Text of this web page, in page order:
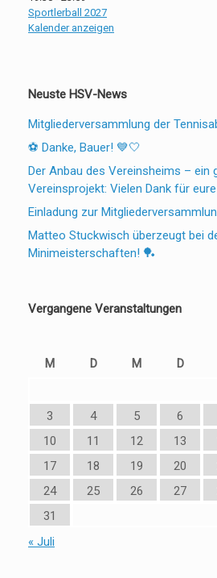
Sportlerball 2027
Kalender anzeigen
Neuste HSV-News
Mitgliederversammlung der
⚽ Danke, Bauer! 💙🤍
Der Anbau des Vereinsheims – ein
Vereinsprojekt: Vielen Dank für
Einladung zur
Matteo Stuckwisch überzeugt bei
Minimeisterschaften! 🏓
Vergangene Veranstaltungen
M
D M D
3
4 5 6
10
11 12 13
17
18 19 20
24
25 26 27
31
« Juli